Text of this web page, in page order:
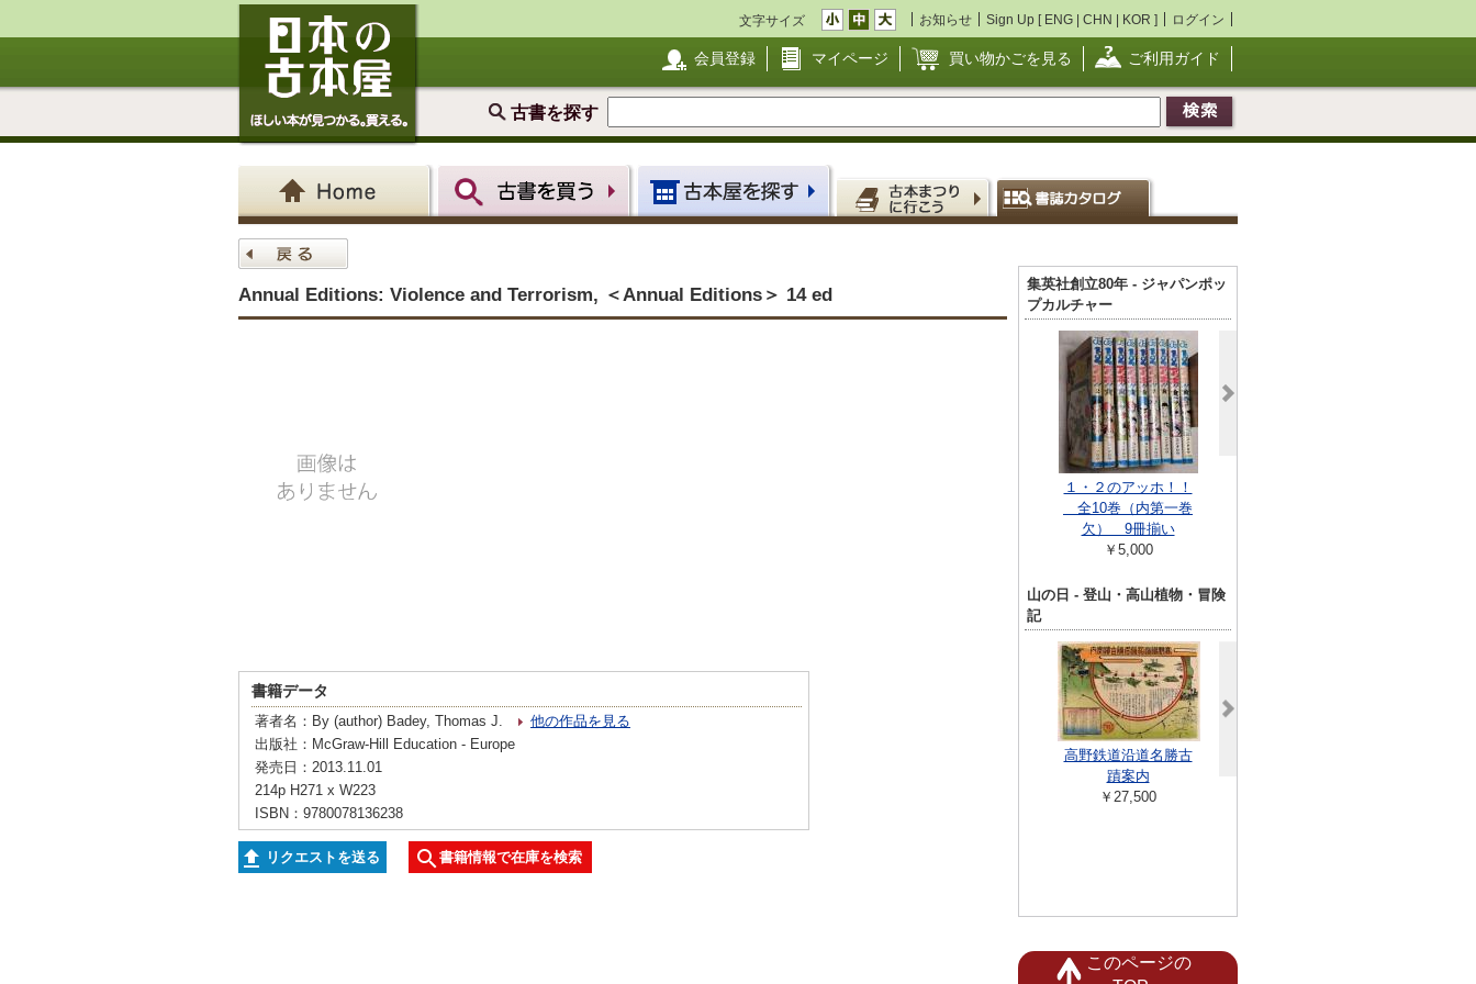
文字サイズ お知らせ Sign Up [ ENG | CHN | KOR ] ログイン
会員登録 マイページ 買い物かごを見る ご利用ガイド
古書を探す
Annual Editions: Violence and Terrorism, ＜Annual Editions＞ 14 ed
書籍データ
著者名：By (author) Badey, Thomas J.
他の作品を見る
出版社：McGraw-Hill Education - Europe
発売日：2013.11.01
214p H271 x W223
ISBN：9780078136238
リクエストを送る 書籍情報で在庫を検索
集英社創立80年 - ジャパンポッ
プカルチャー
１・２のアッホ！！
全10巻（内第一巻
欠） 9冊揃い
￥5,000
山の日 - 登山・高山植物・冒険
記
高野鉄道沿道名勝古
蹟案内
￥27,500
このページの